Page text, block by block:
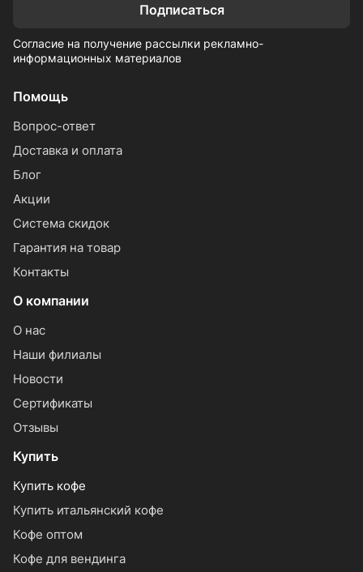
Подписаться
Согласие на получение рассылки рекламно-
информационных материалов
Помощь
Вопрос-ответ
Доставка и оплата
Блог
Акции
Система скидок
Гарантия на товар
Контакты
О компании
О нас
Наши филиалы
Новости
Сертификаты
Отзывы
Купить
Купить кофе
Купить итальянский кофе
Кофе оптом
Кофе для вендинга